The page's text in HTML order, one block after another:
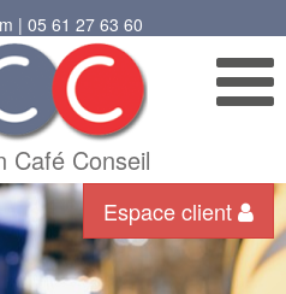
| 05 61 27 63 60
Café Conseil
Espace client